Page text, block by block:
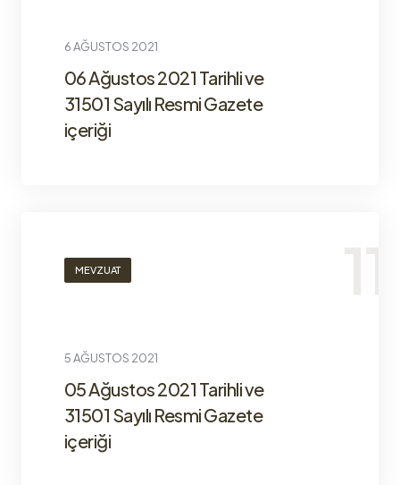
6 AĞUSTOS 2021
06 Ağustos 2021 Tarihli ve
31501 Sayılı Resmi Gazete
içeriği
MEVZUAT
5 AĞUSTOS 2021
05 Ağustos 2021 Tarihli ve
31501 Sayılı Resmi Gazete
içeriği